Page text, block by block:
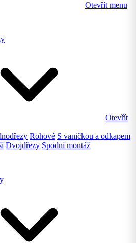
Otevřít menu
Otevřít
Rohové S vaničkou a odkapem
Dvojdřezy Spodní montáž